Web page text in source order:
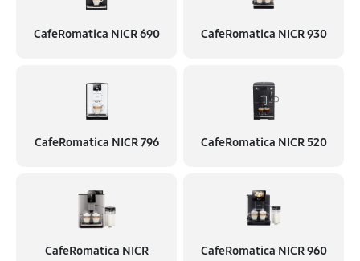
CafeRomatica NICR 690 CafeRomatica NICR 930
CafeRomatica NICR 796 CafeRomatica NICR 520
CafeRomatica NICR
CafeRomatica NICR 960